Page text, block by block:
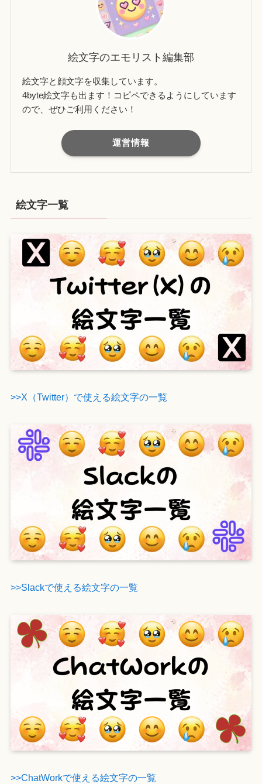
絵文字のエモリスト編集部
絵文字と顔文字を収集しています。
4byte絵文字も出ます！コピペできるようにしています
ので、ぜひご利用ください！
運営情報
絵文字一覧
>>X（Twitter）で使える絵文字の一覧
>>Slackで使える絵文字の一覧
>>ChatWorkで使える絵文字の一覧